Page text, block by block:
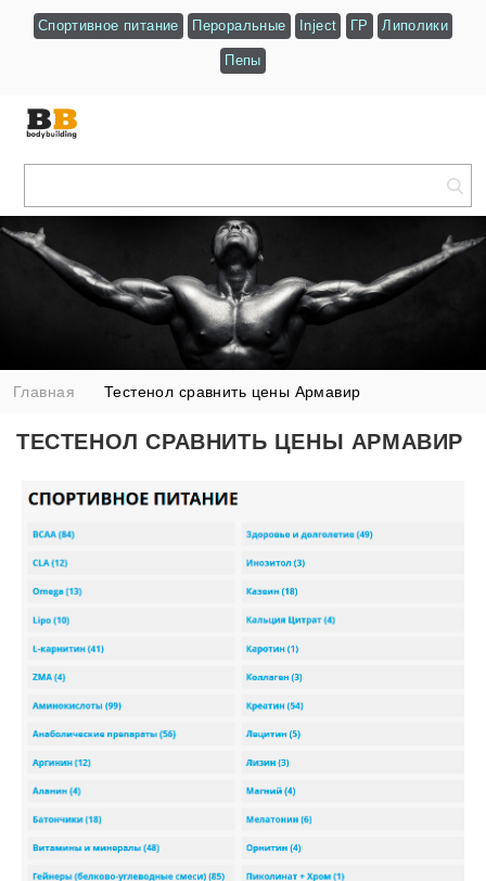
Спортивное питание Пероральные Inject ГР Липолики
Пепы
Главная Тестенол сравнить цены Армавир
ТЕСТЕНОЛ СРАВНИТЬ ЦЕНЫ АРМАВИР